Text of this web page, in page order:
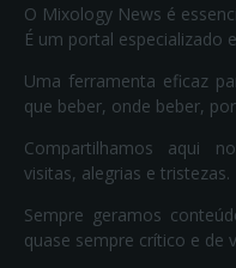
O Mixology News é
É um portal especializado
Uma ferramenta eficaz
que beber, onde beber,
Compartilhamos aqui
visitas, alegrias e tristezas.
Sempre geramos
quase sempre crítico e de